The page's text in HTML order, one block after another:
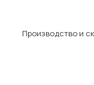
Производство и